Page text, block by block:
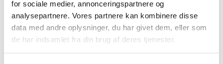
for sociale medier, annonceringspartnere og
analysepartnere. Vores partnere kan kombinere disse
data med andre oplysninger, du har givet dem, eller som
de har indsamlet fra din brug af deres tjenester.
Hvilken rolle plejer du at få i gruppen? Hvad har du fået af
feedback i forhold til din måde at arbejde sammen med